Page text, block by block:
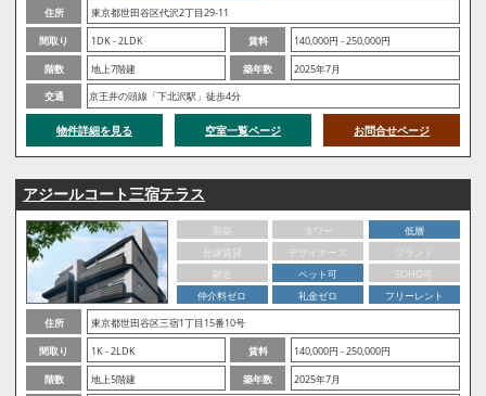
住所
東京都世田谷区代沢2丁目29-11
間取り
1DK - 2LDK 賃料
140,000円 - 250,000円
階数
地上7階建 築年数
2025年7月
交通
京王井の頭線「下北沢駅」徒歩4分
物件詳細を見る 空室一覧ページ お問合せページ
アジールコート三宿テラス
新築 タワー
低層
分譲賃貸
デザイナーズ
ブランド
駅近
ペット可
SOHO可
仲介料ゼロ
礼金ゼロ
フリーレント
住所
東京都世田谷区三宿1丁目15番10号
間取り
1K - 2LDK 賃料
140,000円 - 250,000円
階数
地上5階建 築年数
2025年7月